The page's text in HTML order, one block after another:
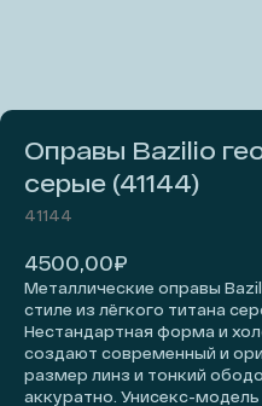
Оправы Bazilio
серые (41144)
41144
4500,00₽
Металлические оправы
стиле из лёгкого титана
Нестандартная форма и
создают современный и
размер линз и тонкий
аккуратно. Унисекс-